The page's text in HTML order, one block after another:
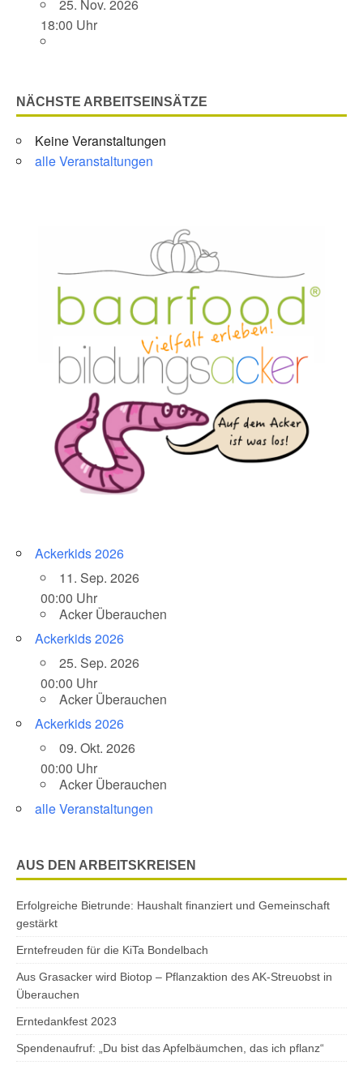
25. Nov. 2026
18:00 Uhr
NÄCHSTE ARBEITSEINSÄTZE
Keine Veranstaltungen
alle Veranstaltungen
Ackerkids 2026
11. Sep. 2026
00:00 Uhr
Acker Überauchen
Ackerkids 2026
25. Sep. 2026
00:00 Uhr
Acker Überauchen
Ackerkids 2026
09. Okt. 2026
00:00 Uhr
Acker Überauchen
alle Veranstaltungen
AUS DEN ARBEITSKREISEN
Erfolgreiche Bietrunde: Haushalt finanziert und Gemeinschaft
gestärkt
Erntefreuden für die KiTa Bondelbach
Aus Grasacker wird Biotop – Pflanzaktion des AK-Streuobst in
Überauchen
Erntedankfest 2023
Spendenaufruf: „Du bist das Apfelbäumchen, das ich pflanz“